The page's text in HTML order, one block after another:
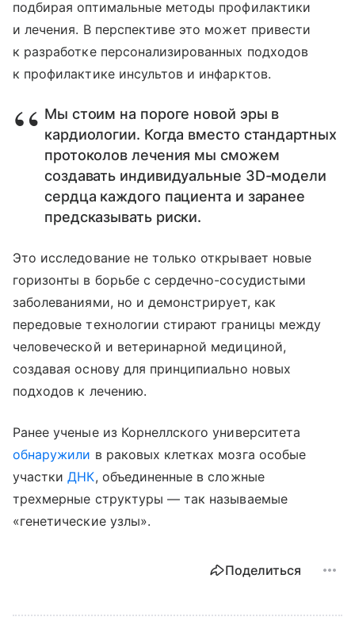
подбирая оптимальные методы профилактики
и лечения. В перспективе это может привести
к разработке персонализированных подходов
к профилактике инсультов и инфарктов.
Мы стоим на пороге новой эры в
кардиологии. Когда вместо стандартных
протоколов лечения мы сможем
создавать индивидуальные 3D-модели
сердца каждого пациента и заранее
предсказывать риски.
Это исследование не только открывает новые
горизонты в борьбе с сердечно-сосудистыми
заболеваниями, но и демонстрирует, как
передовые технологии стирают границы между
человеческой и ветеринарной медициной,
создавая основу для принципиально новых
подходов к лечению.
Ранее ученые из Корнеллского университета
обнаружили в раковых клетках мозга особые
участкиДНК, объединенные в сложные
трехмерные структуры — так называемые
«генетические узлы».
Поделиться